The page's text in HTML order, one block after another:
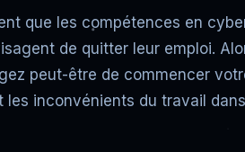
que les compétences en
de quitter leur emploi.
peut-être de commencer
les inconvénients du travail